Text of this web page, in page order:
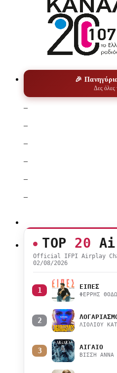
🎉
Δες όλες
–
–
–
–
–
–
TOP 20
Official IFPI Airplay
02/08/2026
1 ΕΙΠΕΣ
ΦΕΡΡΗΣ
2 ΛΙΟΛΙΟΥ
3 ΑΙΓΑΙΟ
ΒΙΣΣΗ ΑΝΝΑ